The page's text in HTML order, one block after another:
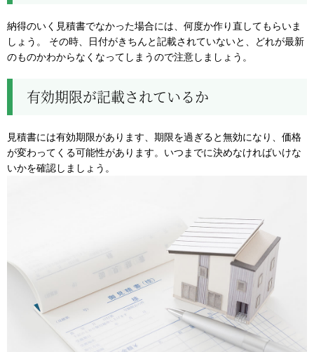
納得のいく見積書でなかった場合には、何度か作り直してもらいま
しょう。 その時、日付がきちんと記載されていないと、どれが最新
のものかわからなくなってしまうので注意しましょう。
有効期限が記載されているか
見積書には有効期限があります、期限を過ぎると無効になり、価格
が変わってくる可能性があります。いつまでに決めなければいけな
いかを確認しましょう。